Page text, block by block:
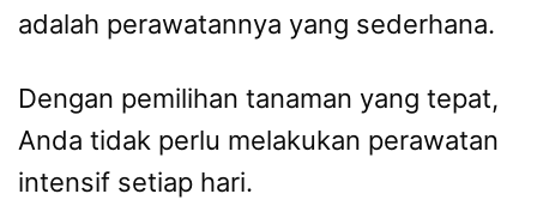
adalah perawatannya yang sederhana.
Dengan pemilihan tanaman yang tepat,
Anda tidak perlu melakukan perawatan
intensif setiap hari.